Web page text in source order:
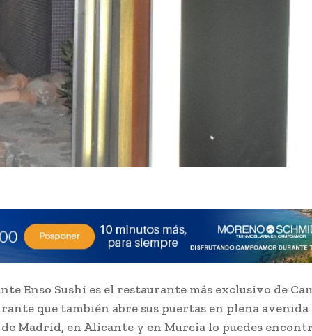
Enso Sushi es el restaurante más exclusivo de
que también abre sus puertas en plena avenida
Madrid, en Alicante y en Murcia lo puedes